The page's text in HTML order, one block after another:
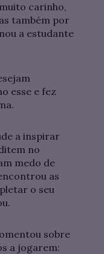
carinho,
também por
a estudante
esse e fez
a inspirar
no
medo de
as
o seu
sobre
a jogarem: